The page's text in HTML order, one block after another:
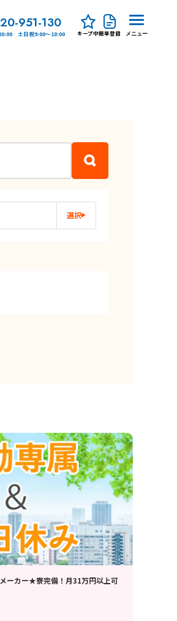
951-130
土日祝9:00～18:00 キープ中簡単登録 メニュー
選択
ーカー★寮完備！月31万円以上可